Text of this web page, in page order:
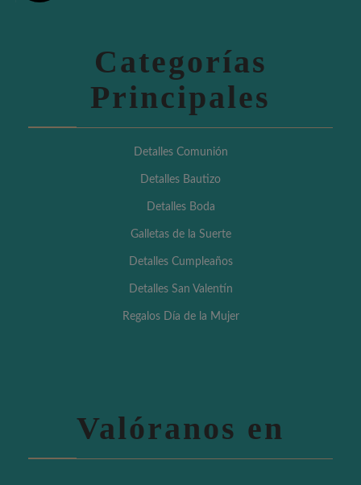
Categorías
Principales
Detalles Comunión
Detalles Bautizo
Detalles Boda
Galletas de la Suerte
Detalles Cumpleaños
Detalles San Valentín
Regalos Día de la Mujer
Valóranos en